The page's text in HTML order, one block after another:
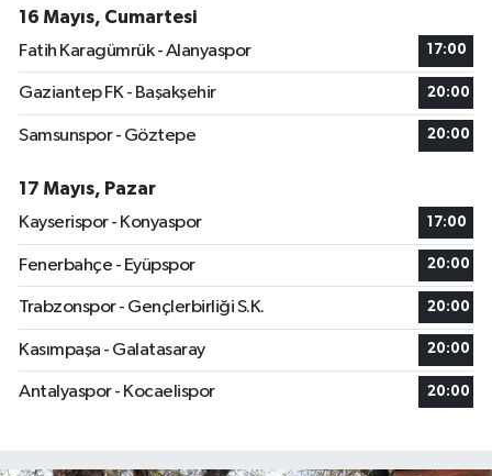
16 Mayıs, Cumartesi
Fatih Karagümrük - Alanyaspor
17:00
Gaziantep FK - Başakşehir 20:00
Samsunspor - Göztepe 20:00
17 Mayıs, Pazar
Kayserispor - Konyaspor
17:00
Fenerbahçe - Eyüpspor 20:00
Trabzonspor - Gençlerbirliği S.K. 20:00
Kasımpaşa - Galatasaray 20:00
Antalyaspor - Kocaelispor 20:00